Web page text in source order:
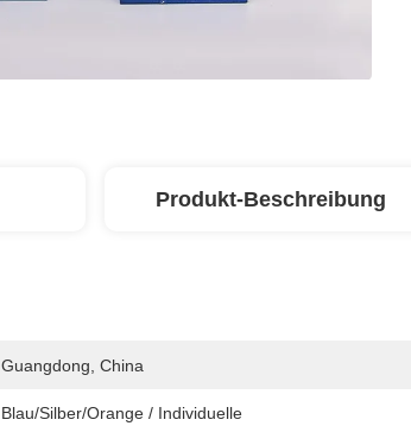
Produkt-Beschreibung
Guangdong, China
Blau/Silber/Orange / Individuelle